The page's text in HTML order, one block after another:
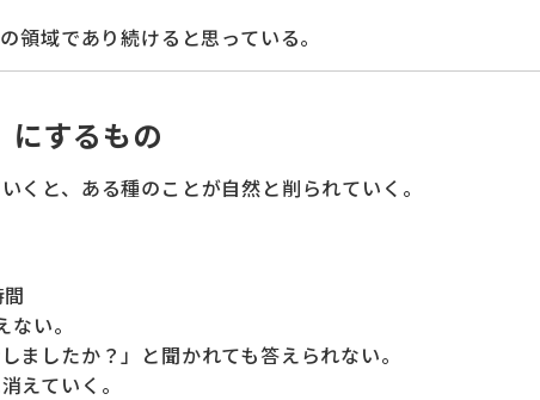
領域であり続けると思っている。
にするもの
くと、ある種のことが自然と削られていく。
い。
ましたか？」と聞かれても答えられない。
えていく。